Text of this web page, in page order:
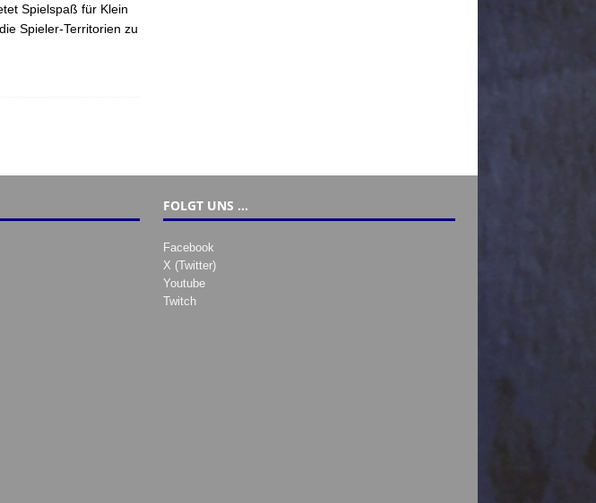
Spielspaß für Klein
Spieler-Territorien zu
FOLGT UNS …
Facebook
X (Twitter)
Youtube
Twitch